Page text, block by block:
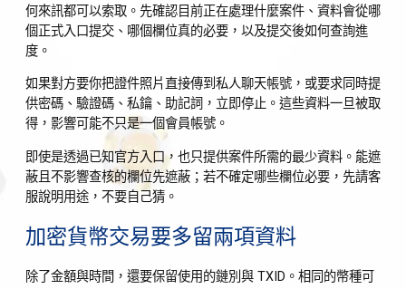
何來訊都可以索取。先確認目前正在處理什麼案件、資料會從哪
個正式入口提交、哪個欄位真的必要，以及提交後如何查詢進
度。
如果對方要你把證件照片直接傳到私人聊天帳號，或要求同時提
供密碼、驗證碼、私鑰、助記詞，立即停止。這些資料一旦被取
得，影響可能不只是一個會員帳號。
即使是透過已知官方入口，也只提供案件所需的最少資料。能遮
蔽且不影響查核的欄位先遮蔽；若不確定哪些欄位必要，先請客
服說明用途，不要自己猜。
加密貨幣交易要多留兩項資料
除了金額與時間，還要保留使用的鏈別與 TXID。相同的幣種可